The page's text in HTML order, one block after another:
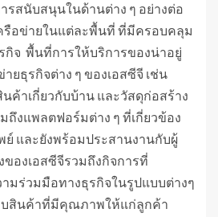
รสนับสนุนในด้านต่าง ๆ อย่างต่อ
ครือข่ายในแต่ละพื้นที่ ที่มีครอบคลุม
กิจ พื้นที่การให้บริการของน่าอยู่
ยธุรกิจต่าง ๆ ของเอสซีจี เช่น
ค้าเกี่ยวกับบ้าน และวัสดุก่อสร้าง
ถึงแพลตฟอร์มต่าง ๆ ที่เกี่ยวข้อง
และยังพร้อมประสานงานกับผู้
องเอสซีจีรวมถึงกิจการที่
ามร่วมมือทางธุรกิจในรูปแบบต่างๆ
บสินค้าที่มีคุณภาพให้แก่ลูกค้า